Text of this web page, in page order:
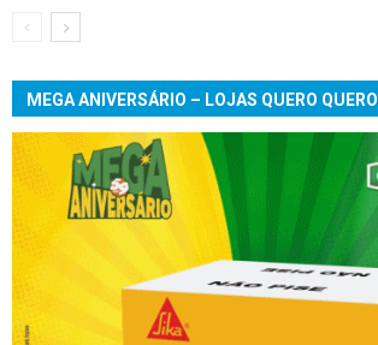
MEGA ANIVERSÁRIO – LOJAS QUERO QUERO